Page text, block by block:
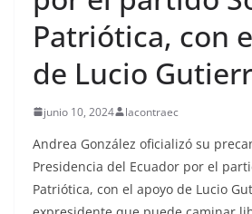
Patriótica, con
de Lucio
junio 10, 2024 lacontraec
Andrea González oficializó su
Presidencia del Ecuador por el
Patriótica, con el apoyo de Lucio